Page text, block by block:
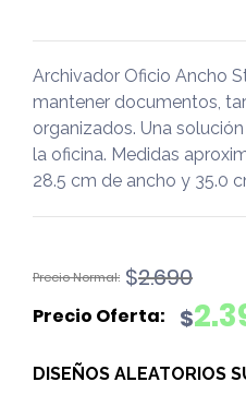
Archivador Oficio Ancho
mantener documentos,
organizados. Una
la oficina. Medidas
28.5 cm de ancho y 35.0
$2.690
El
original
$2.690.
$
El
actual
$2.390.
DISEÑOS ALEATORIOS